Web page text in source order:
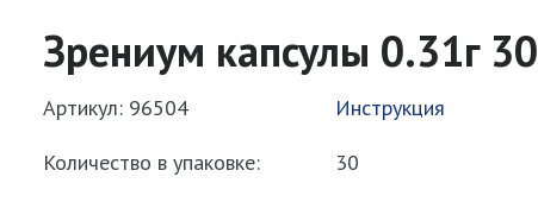
Зрениум капсулы 0.31г 30
Артикул: 96504
Инструкция
Количество в упаковке:
30